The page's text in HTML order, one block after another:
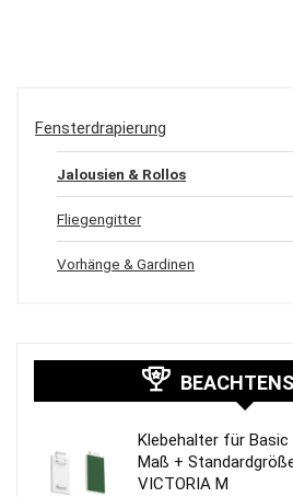
Fensterdrapierung
Jalousien & Rollos
Fliegengitter
Vorhänge & Gardinen
Klebehalter für
Maß +
VICTORIA M